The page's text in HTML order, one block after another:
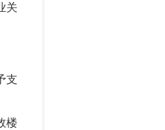
关
支
楼